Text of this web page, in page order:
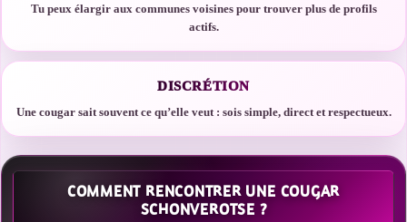
Tu peux élargir aux communes voisines pour trouver plus de profils
actifs.
DISCRÉTION
Une cougar sait souvent ce qu’elle veut : sois simple, direct et respectueux.
COMMENT RENCONTRER UNE COUGAR
SCHONVEROTSE ?